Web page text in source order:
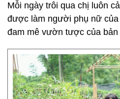
Mỗi ngày trôi qua chị luôn
được làm người phụ nữ
đam mê vườn tược của bản